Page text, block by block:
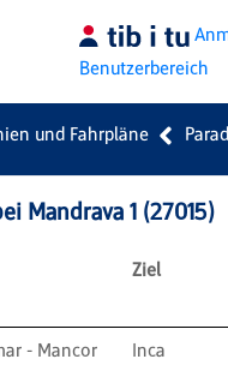
Benutzerbereich
und Fahrpläne
Mandrava 1 (27015)
Ziel
- Mancor
Inca